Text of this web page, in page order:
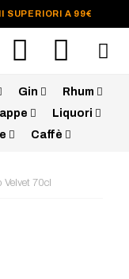
SUPERIORI A 99€
Gin
Rhum
Liquori
Caffè
Velvet 70cl